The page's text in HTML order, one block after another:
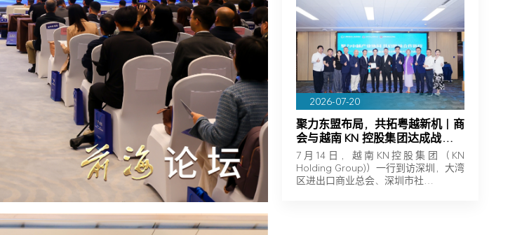
2026-07-20
聚力东盟布局，共拓粤越新机｜商
会与越南 KN 控股集团达成战略合
作
7月14日，越南KN控股集团（KN
Holding Group)）一行到访深圳，大湾
区进出口商业总会、深圳市社…